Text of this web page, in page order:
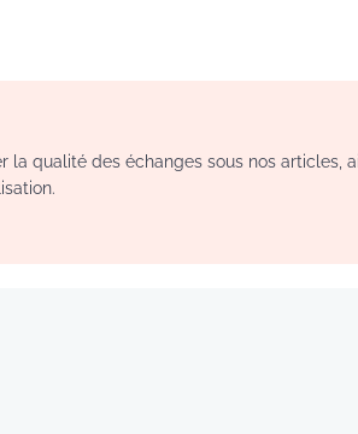
la qualité des échanges sous nos articles,